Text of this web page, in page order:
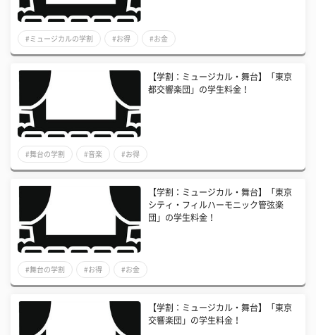
#ミュージカルの学割 #お得 #お金
【学割：ミュージカル・舞台】「東京
都交響楽団」の学生料金！
#舞台の学割 #音楽 #お得
【学割：ミュージカル・舞台】「東京
シティ・フィルハーモニック管弦楽
団」の学生料金！
#舞台の学割 #お得 #お金
【学割：ミュージカル・舞台】「東京
交響楽団」の学生料金！